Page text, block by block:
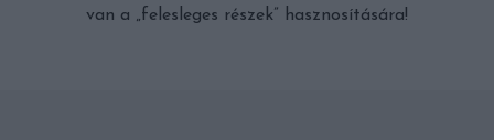
van a „felesleges részek” hasznosítására!